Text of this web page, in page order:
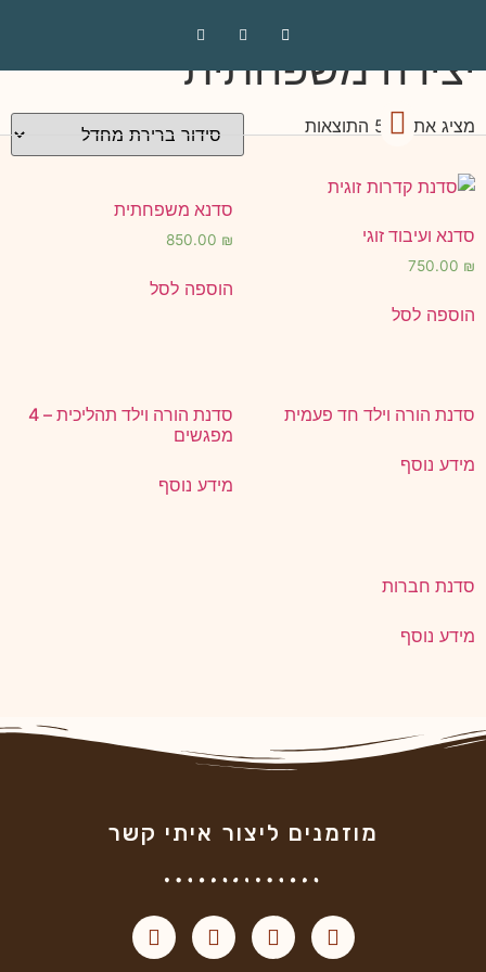
יצירה משפחתית
מציג את כל 5 התוצאות
סדנא ועיבוד זוגי
750.00 ₪
הוספה לסל
סדנא משפחתית
850.00 ₪
הוספה לסל
סדנת הורה וילד חד פעמית
מידע נוסף
סדנת הורה וילד תהליכית – 4
מפגשים
מידע נוסף
סדנת חברות
מידע נוסף
מוזמנים ליצור איתי קשר